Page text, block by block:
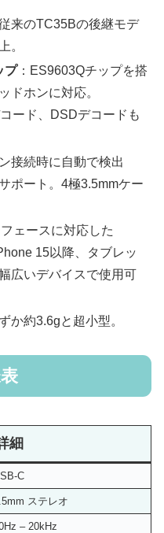
従来のTC35Bの後継モデ
。
プ：ES9603Qチップを搭
ドホンに対応。
ード、DSDデコードも
接続時に自動で検出
ポート。4極3.5mmケー
ェースに対応した
15以降、タブレッ
広いデバイスで使用可
か約3.6gと超小型。
細
C
ステレオ
– 20kHz